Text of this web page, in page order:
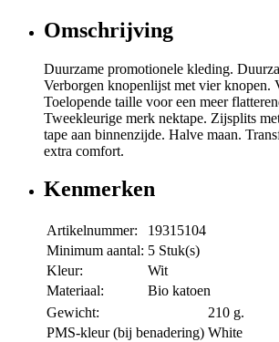
Omschrijving
Duurzame promotionele kleding.
Verborgen knopenlijst met vier knopen.
Toelopende taille voor een meer
Tweekleurige merk nektape. Zijsplits
tape aan binnenzijde. Halve maan.
extra comfort.
Kenmerken
Artikelnummer:
19315104
Minimum aantal: 5 Stuk(s)
Kleur:
Wit
Materiaal:
Bio katoen
Gewicht:
210 g.
PMS-kleur (bij benadering) White